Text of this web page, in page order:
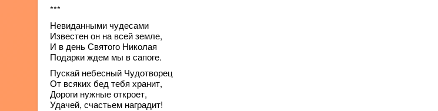
***
Невиданными чудесами
Известен он на всей земле,
И в день Святого Николая
Подарки ждем мы в сапоге.
Пускай небесный Чудотворец
От всяких бед тебя хранит,
Дороги нужные откроет,
Удачей, счастьем наградит!